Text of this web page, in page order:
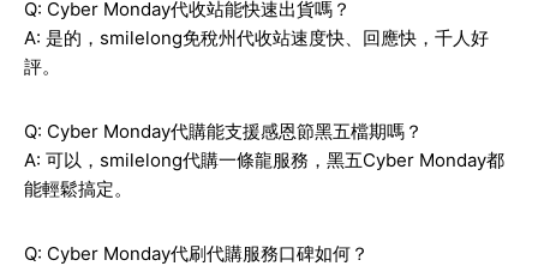
Q: Cyber Monday代收站能快速出貨嗎？
A: 是的，smilelong免稅州代收站速度快、回應快，千人好
評。
Q: Cyber Monday代購能支援感恩節黑五檔期嗎？
A: 可以，smilelong代購一條龍服務，黑五Cyber Monday都
能輕鬆搞定。
Q: Cyber Monday代刷代購服務口碑如何？